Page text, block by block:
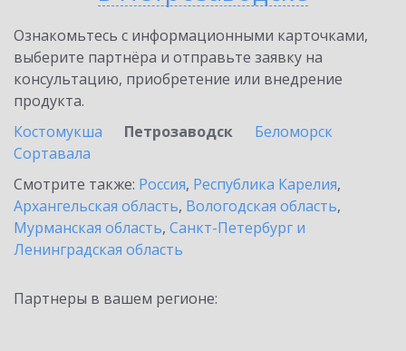
Ознакомьтесь с информационными карточками,
выберите партнёра и отправьте заявку на
консультацию, приобретение или внедрение
продукта.
Костомукша
Петрозаводск
Беломорск
Сортавала
Смотрите также: Россия, Республика Карелия,
Архангельская область, Вологодская область,
Мурманская область, Санкт-Петербург и
Ленинградская область
Партнеры в вашем регионе: